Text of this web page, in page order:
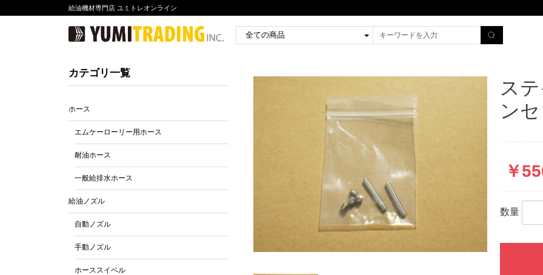
給油機材専門店 ユミトレオンライン
カテゴリ一覧
ホース
エムケーローリー用ホース
耐油ホース
一般給排水ホース
給油ノズル
自動ノズル
手動ノズル
ホーススイベル
ス
ン
￥
数量